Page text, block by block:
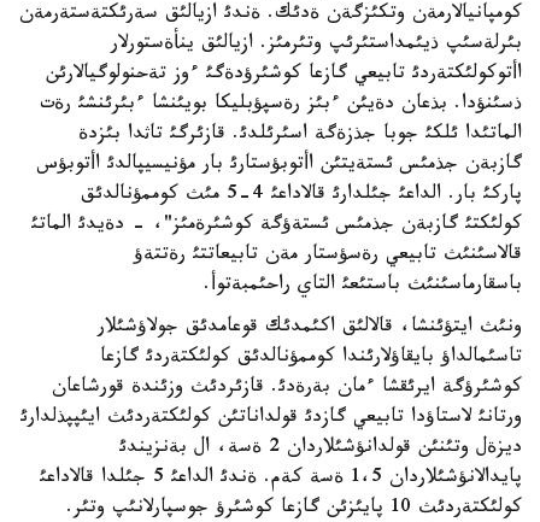
كومپانيالارمةن وتكئزگةن ةدئك. ةندئ ازيالئق سةرئكتةستةرمةن
بئرلةسئپ ذيئمداستئرئپ وتئرمئز. ازيالئق ينأةستورلار
اأتوكولئكتةردئ تابيعي گازعا كوشئرؤدةگئ ءوز تةحنولوگيالارئن
ذسئنؤدا. بذعان دةيئن ءبئز رةسپؤبليكا بويئنشا ءبئرئنشئ رةت
الماتئدا ئلكئ جوبا جذزةگة اسئرئلدئ. قازئرگئ تاثدا بئزدة
گازبةن جذمئس ئستةيتئن اأتوبؤستارئ بار مؤنيسيپالدئ اأتوبؤس
پاركئ بار. الداعئ جئلدارئ قالاداعئ 4-5 مئث كوممؤنالدئق
كولئكتئ گازبةن جذمئس ئستةؤگة كوشئرةمئز"، - دةيدئ الماتئ
قالاسئنئث تابيعي رةسؤستار مةن تابيعاتتئ رةتتةؤ
باسقارماسئنئث باستئعئ التاي راحئمبةتوأ.
ونئث ايتؤئنشا، قالالئق اكئمدئك قوعامدئق جولاؤشئلار
تاسئمالداؤ بايقاؤلارئندا كوممؤنالدئق كولئكتةردئ گازعا
كوشئرؤگة ايرئقشا ءمان بةرةدئ. قازئردئث وزئندة قورشاعان
ورتانئ لاستاؤدا تابيعي گازدئ قولداناتئن كولئكتةردئث ايئپپذلدارئ
ديزةل وتئنئن قولدانؤشئلاردان 2 ةسة، ال بةنزيندئ
پايدالانؤشئلاردان 1،5 ةسة كةم. ةندئ الداعئ 5 جئلدا قالاداعئ
كولئكتةردئث 10 پايئزئن گازعا كوشئرؤ جوسپارلانئپ وتئر.